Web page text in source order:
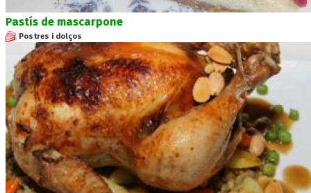
Pastís de mascarpone
Postres i dolços